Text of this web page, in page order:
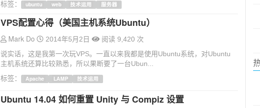
标签：
ubuntu web 技术运用 服务器
VPS配置心得（美国主机系统Ubuntu）
Mark Do 2014年5月2日
阅读 9,420 次
说实话，这是我第一次玩VPS。一直以来我都是使用Ubuntu系统，对Ubuntu
主机系统还算比较熟悉，所以果断要了一台Ubun...
标签：
Apache LAMP 技术运用
Ubuntu 14.04 如何重置 Unity 与 Compiz 设置